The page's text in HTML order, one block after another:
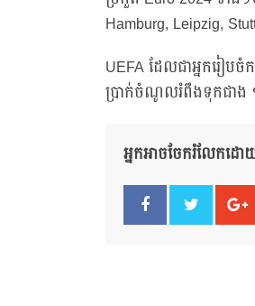
Hamburg, Leipzig,
UEFA ដែលជាអ្នករៀប
ប្រាក់ចំណូលរំពឹងទុកជាង
អ្នកអាចចែករំលែកដោ